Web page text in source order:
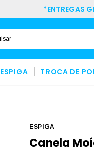
*ENTREGAS
ESPIGA TROCA DE
ESPIGA
Canela